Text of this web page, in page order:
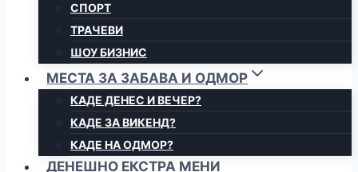
СПОРТ
ТРАЧЕВИ
ШОУ БИЗНИС
МЕСТА ЗА ЗАБАВА И ОДМОР
КАДЕ ДЕНЕС И ВЕЧЕР?
КАДЕ ЗА ВИКЕНД?
КАДЕ НА ОДМОР?
ДЕНЕШНО ЕКСТРА МЕНИ